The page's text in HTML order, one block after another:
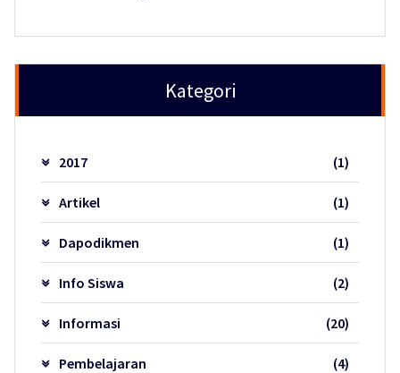
Kategori
2017 (1)
Artikel (1)
Dapodikmen (1)
Info Siswa (2)
Informasi (20)
Pembelajaran (4)